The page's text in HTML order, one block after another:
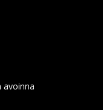
avoinna